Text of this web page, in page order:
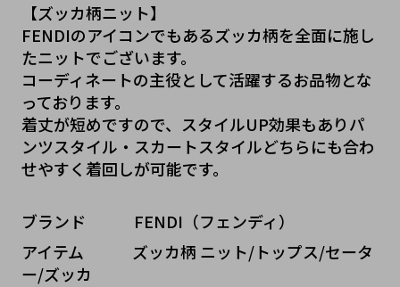
【ズッカ柄ニット】
FENDIのアイコンでもあるズッカ柄を全面に施し
たニットでございます。
コーディネートの主役として活躍するお品物とな
っております。
着丈が短めですので、スタイルUP効果もありパ
ンツスタイル・スカートスタイルどちらにも合わ
せやすく着回しが可能です。
ブランド   FENDI（フェンディ）
アイテム   ズッカ柄 ニット/トップス/セータ
ー/ズッカ